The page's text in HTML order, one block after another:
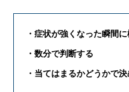
・症状が強くなった瞬間
・数分で判断する
・当てはまるかどうかで決